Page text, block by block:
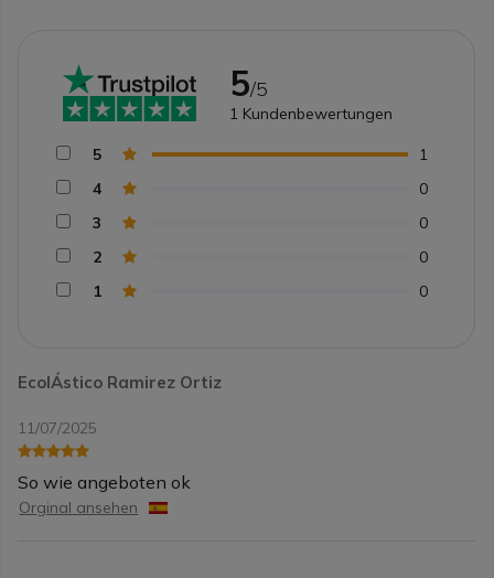
EcolÁstico Ramirez Ortiz
11/07/2025
So wie angeboten ok
Orginal ansehen
5/5
1 Kundenbewertungen
5
1
4
0
3
0
2
0
1
0